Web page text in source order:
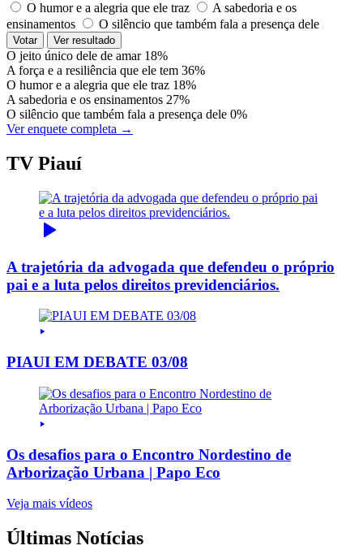
O humor e a alegria que ele traz
A sabedoria e os
ensinamentos
O silêncio que também fala a presença dele
Votar Ver resultado
O jeito único dele de amar 18%
A força e a resiliência que ele tem 36%
O humor e a alegria que ele traz 18%
A sabedoria e os ensinamentos 27%
O silêncio que também fala a presença dele 0%
Ver enquete completa →
TV Piauí
A trajetória da advogada que defendeu o próprio
pai e a luta pelos direitos previdenciários.
PIAUI EM DEBATE 03/08
Os desafios para o Encontro Nordestino de
Arborização Urbana | Papo Eco
Veja mais vídeos
Últimas Notícias